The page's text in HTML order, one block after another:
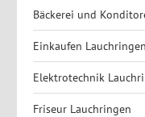
Bäckerei und
Einkaufen Lauchringen
Elektrotechnik
Friseur Lauchringen